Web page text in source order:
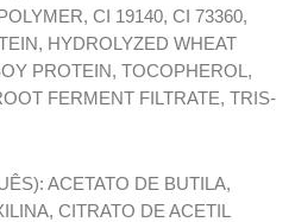
CI 19140, CI 73360,
HYDROLYZED WHEAT
PROTEIN, TOCOPHEROL,
FERMENT FILTRATE, TRIS-
ACETATO DE BUTILA,
CITRATO DE ACETIL